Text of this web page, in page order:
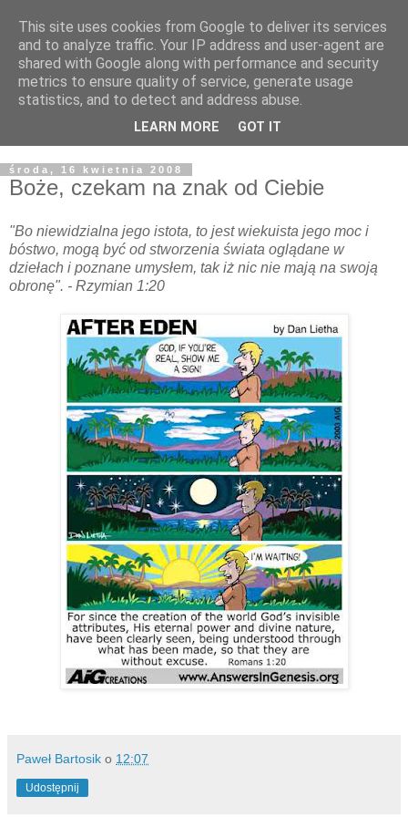
Żyjąc wiarą w REALNYM
świecie
Blog pastora Pawła Bartosika
środa, 16 kwietnia 2008
Boże, czekam na znak od Ciebie
"Bo niewidzialna jego istota, to jest wiekuista jego moc i
bóstwo, mogą być od stworzenia świata oglądane w
dziełach i poznane umysłem, tak iż nic nie mają na swoją
obronę". - Rzymian 1:20
Paweł Bartosik o 12:07
Udostępnij
This site uses cookies from Google to deliver its services
and to analyze traffic. Your IP address and user-agent are
shared with Google along with performance and security
metrics to ensure quality of service, generate usage
statistics, and to detect and address abuse.
LEARN MORE GOT IT